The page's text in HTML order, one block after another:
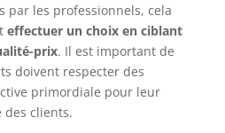
par les professionnels, cela
effectuer un choix en ciblant
prix. Il est important de
doivent respecter des
primordiale pour leur
des clients.